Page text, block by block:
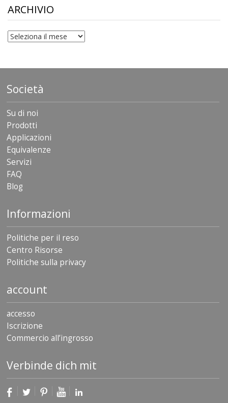
ARCHIVIO
archivio
Società
Su di noi
Prodotti
Applicazioni
Equivalenze
Servizi
FAQ
Blog
Informazioni
Politiche per il reso
Centro Risorse
Politiche sulla privacy
account
accesso
Iscrizione
Commercio all’ingrosso
Verbinde dich mit